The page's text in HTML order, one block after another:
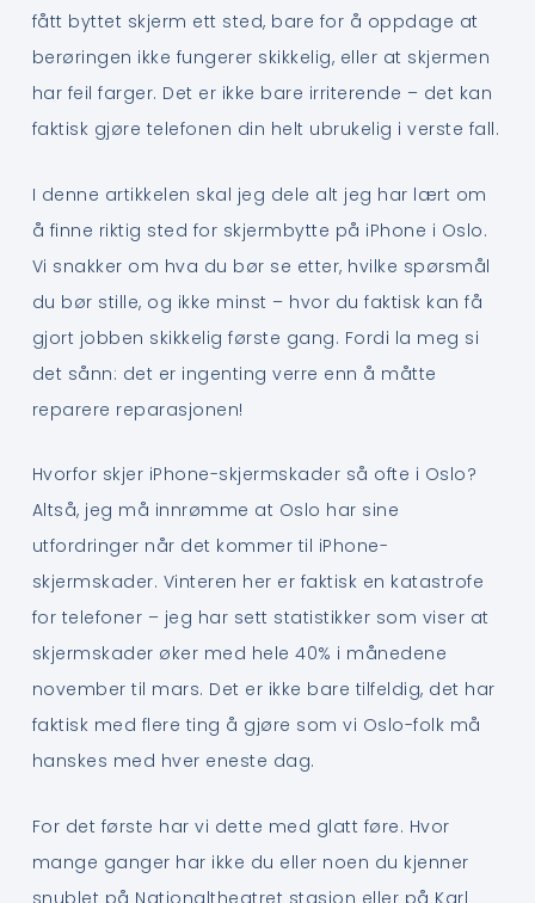
fått byttet skjerm ett sted, bare for å oppdage at
berøringen ikke fungerer skikkelig, eller at skjermen
har feil farger. Det er ikke bare irriterende – det kan
faktisk gjøre telefonen din helt ubrukelig i verste fall.
I denne artikkelen skal jeg dele alt jeg har lært om
å finne riktig sted for skjermbytte på iPhone i Oslo.
Vi snakker om hva du bør se etter, hvilke spørsmål
du bør stille, og ikke minst – hvor du faktisk kan få
gjort jobben skikkelig første gang. Fordi la meg si
det sånn: det er ingenting verre enn å måtte
reparere reparasjonen!
Hvorfor skjer iPhone-skjermskader så ofte i Oslo?
Altså, jeg må innrømme at Oslo har sine
utfordringer når det kommer til iPhone-
skjermskader. Vinteren her er faktisk en katastrofe
for telefoner – jeg har sett statistikker som viser at
skjermskader øker med hele 40% i månedene
november til mars. Det er ikke bare tilfeldig, det har
faktisk med flere ting å gjøre som vi Oslo-folk må
hanskes med hver eneste dag.
For det første har vi dette med glatt føre. Hvor
mange ganger har ikke du eller noen du kjenner
snublet på Nationaltheatret stasjon eller på Karl